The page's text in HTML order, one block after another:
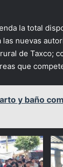
la total
nuevas
de Taxco;
que
y baño